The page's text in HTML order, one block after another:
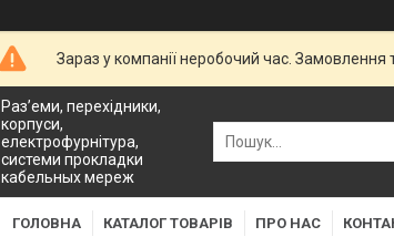
Зараз у компанії неробочий час.
Раз’еми, перехідники,
корпуси,
електрофурнітура,
системи прокладки
кабельных мереж
ГОЛОВНА КАТАЛОГ ТОВАРІВ ПРО НАС